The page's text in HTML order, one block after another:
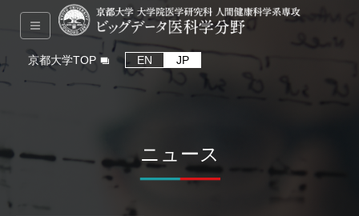
京都大学TOP EN JP
ニュース